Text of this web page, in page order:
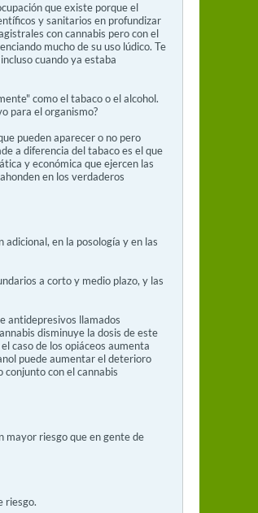
que existe porque el
y sanitarios en profundizar
con cannabis pero con el
mucho de su uso lúdico. Te
cuando ya estaba
como el tabaco o el alcohol.
para el organismo?
pueden aparecer o no pero
a diferencia del tabaco es el que
y económica que ejercen las
en los verdaderos
en la posología y en las
a corto y medio plazo, y las
antidepresivos llamados
disminuye la dosis de este
caso de los opiáceos aumenta
puede aumentar el deterioro
con el cannabis
mayor riesgo que en gente de
riesgo.